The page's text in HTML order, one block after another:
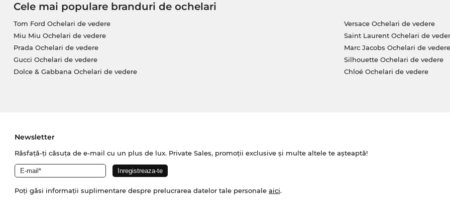
Cele mai populare branduri de ochelari
Tom Ford Ochelari de vedere
Miu Miu Ochelari de vedere
Prada Ochelari de vedere
Gucci Ochelari de vedere
Dolce & Gabbana Ochelari de vedere
Versace Ochelari de vedere
Saint Laurent Ochelari de
Marc Jacobs Ochelari de vedere
Silhouette Ochelari de vedere
Chloé Ochelari de vedere
Newsletter
Răsfață-ți căsuța de e-mail cu un plus de lux. Private Sales, promoții exclusive și multe altele te așteaptă!
Poți găsi informații suplimentare despre prelucrarea datelor tale personale aici.